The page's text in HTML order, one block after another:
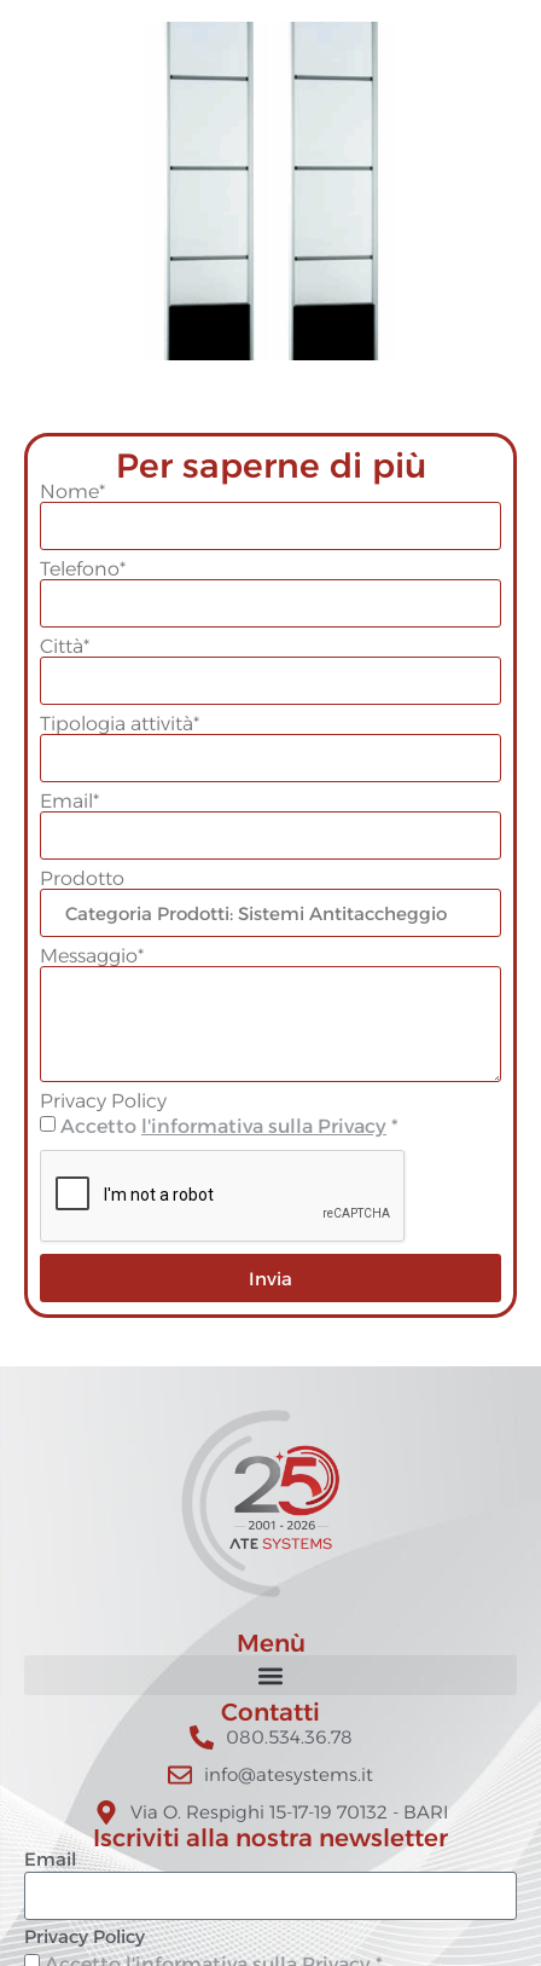
Per saperne di più
Nome*
Telefono*
Città*
Tipologia attività*
Email*
Prodotto
Messaggio*
Privacy Policy
Accetto l'informativa sulla Privacy *
Invia
Menù
Contatti
080.534.36.78
info@atesystems.it
Via O. Respighi 15-17-19 70132 - BARI
Iscriviti alla nostra newsletter
Email
Privacy Policy